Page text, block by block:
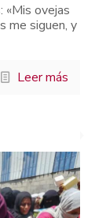
«Mis ovejas
me siguen, y
Leer más